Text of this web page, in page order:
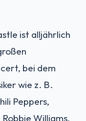
ist alljährlich
bei dem
wie z. B.
Peppers,
Williams,